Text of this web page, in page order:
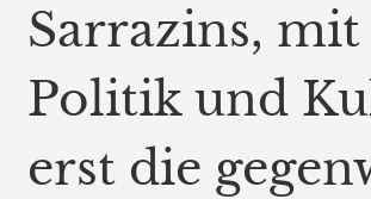
Sarrazins,
Politik und
erst die